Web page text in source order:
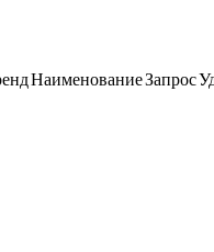
НаименованиеЗапрос